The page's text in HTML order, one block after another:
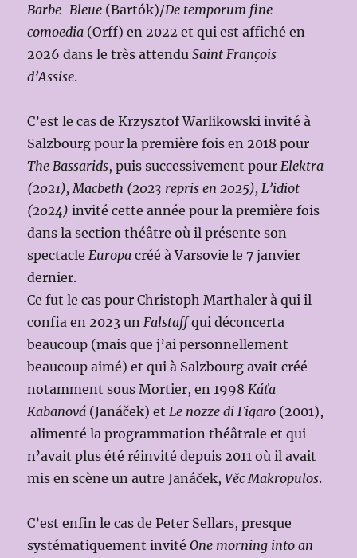
Barbe-Bleue (Bartók)/De temporum fine
comoedia (Orff) en 2022 et qui est affiché en
2026 dans le très attenduSaint François
d’Assise.
C’est le cas de Krzysztof Warlikowski invité à
Salzbourg pour la première fois en 2018 pour
The Bassarids, puis successivement pour Elektra
(2021), Macbeth (2023 repris en 2025), L’idiot
(2024)invité cette année pour la première fois
dans la section théâtre où il présente son
spectacle Europa créé à Varsovie le 7 janvier
dernier.
Ce fut le cas pour Christoph Marthaler à qui il
confia en 2023 un Falstaffqui déconcerta
beaucoup (mais que j’ai personnellement
beaucoup aimé) et qui à Salzbourg avait créé
notamment sous Mortier, en 1998 Káťa
Kabanová (Janáček) et Le nozze di Figaro (2001),
alimenté la programmation théâtrale et qui
n’avait plus été réinvité depuis 2011 où il avait
mis en scène un autre Janáček,Vĕc Makropulos.
C’est enfin le cas de Peter Sellars, presque
systématiquement invitéOne morning into an